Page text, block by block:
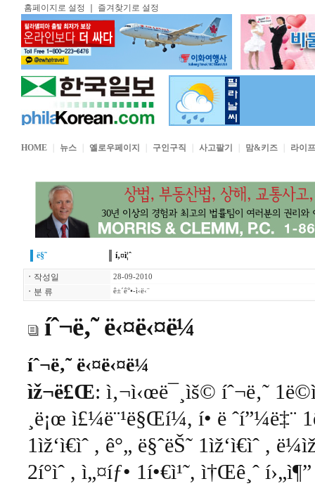
홈페이지로 설정 즐겨찾기로 설정
HOME 뉴스 옐로우페이지 구인구직 사고팔기 맘&키즈 라이
ë§˜ í‚¤ì¦ˆ
ㆍ 작성일 28-09-2010
ㆍ 분 류 ê±´ê°•-ì‹ë‹¨
íˆ¬ë‚˜ ë‹¤ë‹¤ë¼
íˆ¬ë‚˜ ë‹¤ë‹¤ë¼
ìž¬ë£Œ: ì‚¬ì‹œë¯¸ìš© íˆ¬ë‚˜
¸ë¡œ ì£¼ë¨¹ë§Œí¼, í• ë ˆí”¼ë‡¨
1ìž‘ì€ìˆ , ê°„ ë§ˆëŠ˜ 1ìž‘ì€ìˆ ,
2í°ìˆ , ì„¤íƒ• 1í•€ì¹˜, ì†Œê¸ˆ